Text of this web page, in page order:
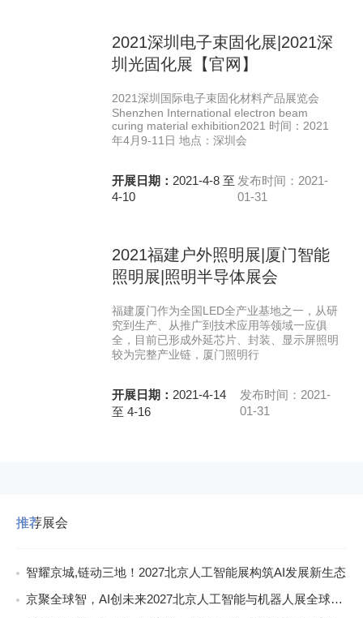
2021深圳电子束固化展|2021深
圳光固化展【官网】
2021深圳国际电子束固化材料产品展览会
Shenzhen International electron beam
curing material exhibition2021 时间：2021
年4月9-11日 地点：深圳会
开展日期： 2021-4-8 至
4-10
发布时间：2021-
01-31
2021福建户外照明展|厦门智能
照明展|照明半导体展会
福建厦门作为全国LED全产业基地之一，从研
究到生产、从推广到技术应用等领域一应俱
全，目前已形成外延芯片、封装、显示屏照明
较为完整产业链，厦门照明行
开展日期： 2021-4-14
至 4-16
发布时间：2021-
01-31
推荐展会
智耀京城,链动三地！2027北京人工智能展构筑AI发展新生态
京聚全球智，AI创未来2027北京人工智能与机器人展全球启动